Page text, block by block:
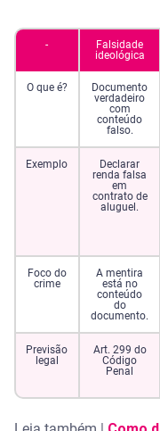
-
Falsidade
ideológica
O que é?
Documento
verdadeiro
com
conteúdo
falso.
Exemplo
Declarar
renda falsa
em
contrato de
aluguel.
Foco do
crime
A mentira
está no
conteúdo
do
documento.
Previsão
legal
Art. 299 do
Código
Penal